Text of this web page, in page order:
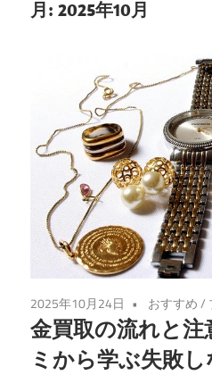
の
見
け
る
手
助
け
を
し
月: 2025年10月
2025年10月24日 おすすめ/
金買取の流れと注
ミから学ぶ失敗